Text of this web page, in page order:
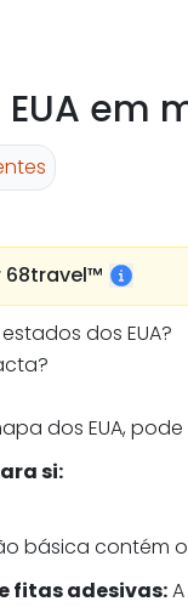
em
68travel™️
dos EUA?
dos EUA,
si:
básica contém
fitas adesivas: